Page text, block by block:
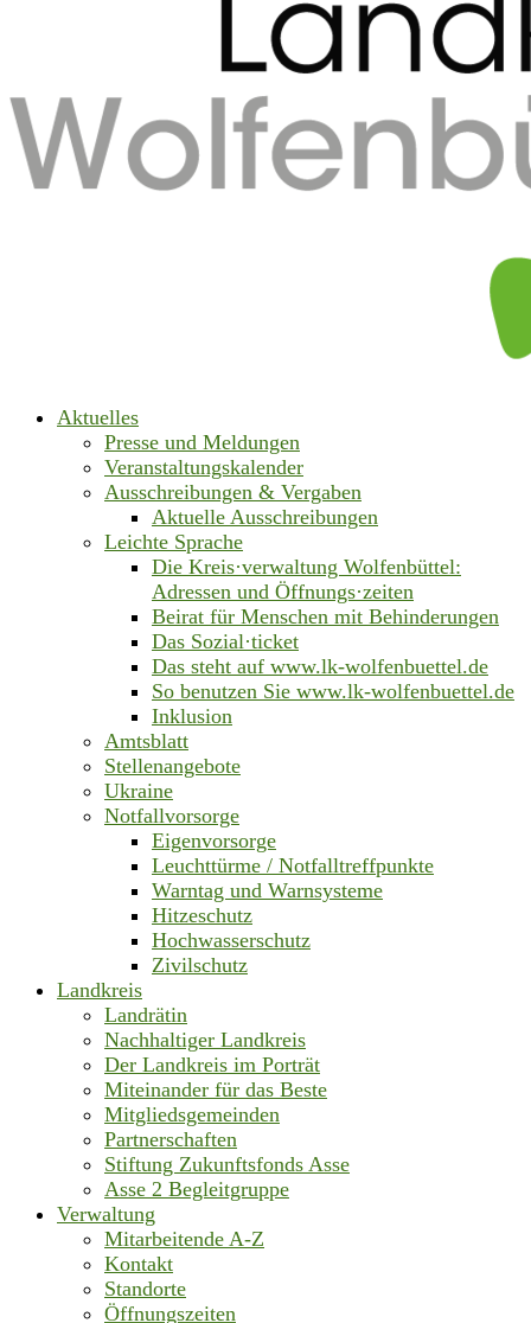
Aktuelles
Presse und Meldungen
Veranstaltungskalender
Ausschreibungen & Vergaben
Aktuelle Ausschreibungen
Leichte Sprache
Die Kreis·verwaltung Wolfenbüttel:
Adressen und Öffnungs·zeiten
Beirat für Menschen mit Behinderungen
Das Sozial·ticket
Das steht auf www.lk-wolfenbuettel.de
So benutzen Sie www.lk-wolfenbuettel.de
Inklusion
Amtsblatt
Stellenangebote
Ukraine
Notfallvorsorge
Eigenvorsorge
Leuchttürme / Notfalltreffpunkte
Warntag und Warnsysteme
Hitzeschutz
Hochwasserschutz
Zivilschutz
Landkreis
Landrätin
Nachhaltiger Landkreis
Der Landkreis im Porträt
Miteinander für das Beste
Mitgliedsgemeinden
Partnerschaften
Stiftung Zukunftsfonds Asse
Asse 2 Begleitgruppe
Verwaltung
Mitarbeitende A-Z
Kontakt
Standorte
Öffnungszeiten